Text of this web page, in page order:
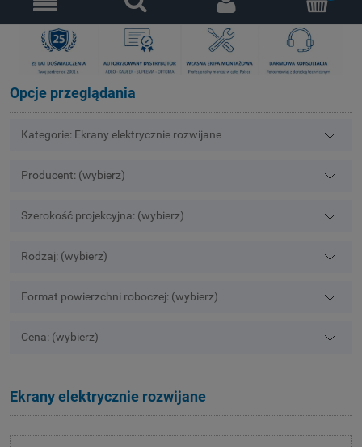
Opcje przeglądania
Kategorie: Ekrany elektrycznie rozwijane
Producent: (wybierz)
Szerokość projekcyjna: (wybierz)
Rodzaj: (wybierz)
Format powierzchni roboczej: (wybierz)
Cena: (wybierz)
Ekrany elektrycznie rozwijane